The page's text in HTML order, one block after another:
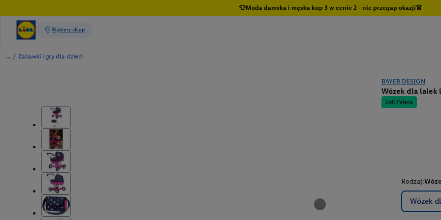
👕Moda damska i męska kup 3 w cenie 2 - nie przegap okazji👗
/ Zabawki i gry dla dzieci
BAYER DESIGN
Wózek dla lalek
Lidl Poleca
Rodzaj:
Wózek